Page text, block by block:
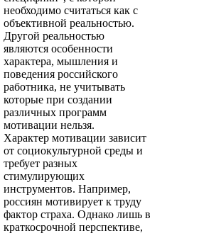
необходимо считаться как с
объективной реальностью.
Другой реальностью
являются особенности
характера, мышления и
поведения российского
работника, не учитывать
которые при создании
различных программ
мотивации нельзя.
Характер мотивации зависит
от социокультурной среды и
требует разных
стимулирующих
инструментов. Например,
россиян мотивирует к труду
фактор страха. Однако лишь в
краткосрочной перспективе,